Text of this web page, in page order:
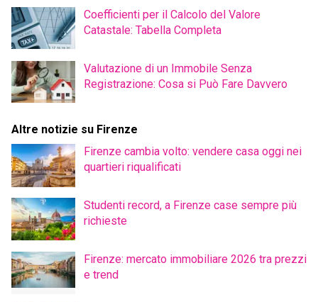
Coefficienti per il Calcolo del Valore
Catastale: Tabella Completa
Valutazione di un Immobile Senza
Registrazione: Cosa si Può Fare Davvero
Altre notizie su Firenze
Firenze cambia volto: vendere casa oggi nei
quartieri riqualificati
Studenti record, a Firenze case sempre più
richieste
Firenze: mercato immobiliare 2026 tra prezzi
e trend